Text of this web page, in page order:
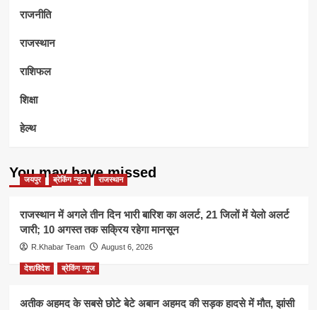
राजनीति
राजस्थान
राशिफल
शिक्षा
हेल्थ
You may have missed
जयपुर ब्रेकिंग न्यूज राजस्थान
राजस्थान में अगले तीन दिन भारी बारिश का अलर्ट, 21 जिलों में येलो अलर्ट
जारी; 10 अगस्त तक सक्रिय रहेगा मानसून
R.Khabar Team August 6, 2026
देश/विदेश ब्रेकिंग न्यूज
अतीक अहमद के सबसे छोटे बेटे अबान अहमद की सड़क हादसे में मौत, झांसी